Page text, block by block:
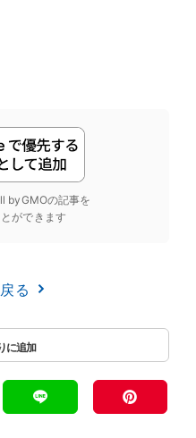
byGMOの記事を
ができます
る